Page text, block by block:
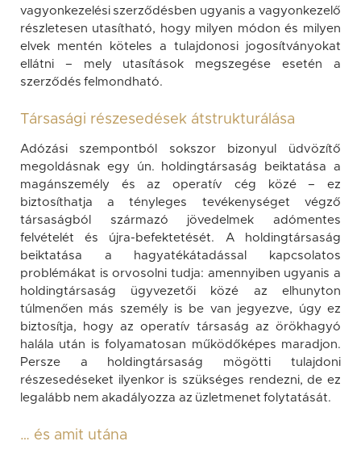
vagyonkezelési szerződésben ugyanis a vagyonkezelő
részletesen utasítható, hogy milyen módon és milyen
elvek mentén köteles a tulajdonosi jogosítványokat
ellátni – mely utasítások megszegése esetén a
szerződés felmondható.
Társasági részesedések átstrukturálása
Adózási szempontból sokszor bizonyul üdvözítő
megoldásnak egy ún. holdingtársaság beiktatása a
magánszemély és az operatív cég közé – ez
biztosíthatja a tényleges tevékenységet végző
társaságból származó jövedelmek adómentes
felvételét és újra-befektetését. A holdingtársaság
beiktatása a hagyatékátadással kapcsolatos
problémákat is orvosolni tudja: amennyiben ugyanis a
holdingtársaság ügyvezetői közé az elhunyton
túlmenően más személy is be van jegyezve, úgy ez
biztosítja, hogy az operatív társaság az örökhagyó
halála után is folyamatosan működőképes maradjon.
Persze a holdingtársaság mögötti tulajdoni
részesedéseket ilyenkor is szükséges rendezni, de ez
legalább nem akadályozza az üzletmenet folytatását.
… és amit utána